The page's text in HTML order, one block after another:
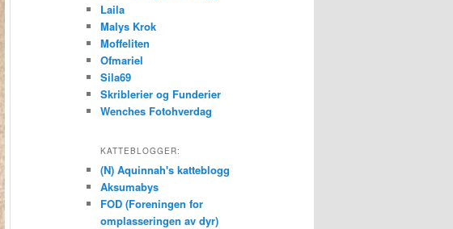
Laila
Malys Krok
Moffeliten
Ofmariel
Sila69
Skriblerier og Funderier
Wenches Fotohverdag
KATTEBLOGGER:
(N) Aquinnah's katteblogg
Aksumabys
FOD (Foreningen for
omplasseringen av dyr)